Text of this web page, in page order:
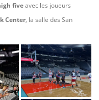
fiveavec les joueurs
Center, la salle des San